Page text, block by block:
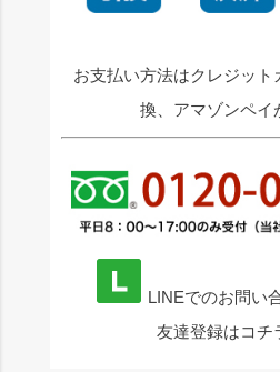
お支払い方法はクレジット
換、アマゾンペイ
LINEでのお問い
友達登録はコ